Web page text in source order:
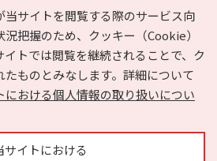
PAGE TOP
当サイトを閲覧する際のサービス向
況把握のため、クッキー（Cookie）
トでは閲覧を継続されることで、ク
たものとみなします。詳細について
における個人情報の取り扱いについ
サイトにおける
とは？ お気に入り
ヘルプ
の取り扱いについて
運営会社
広告掲載に関するお問い合わせ